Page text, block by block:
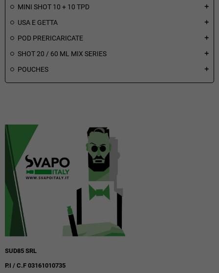
MINI SHOT 10 + 10 TPD add
USA E GETTA add
POD PRERICARICATE add
SHOT 20 / 60 ML MIX SERIES add
POUCHES add
SUD85 SRL
P.I / C.F 03161010735